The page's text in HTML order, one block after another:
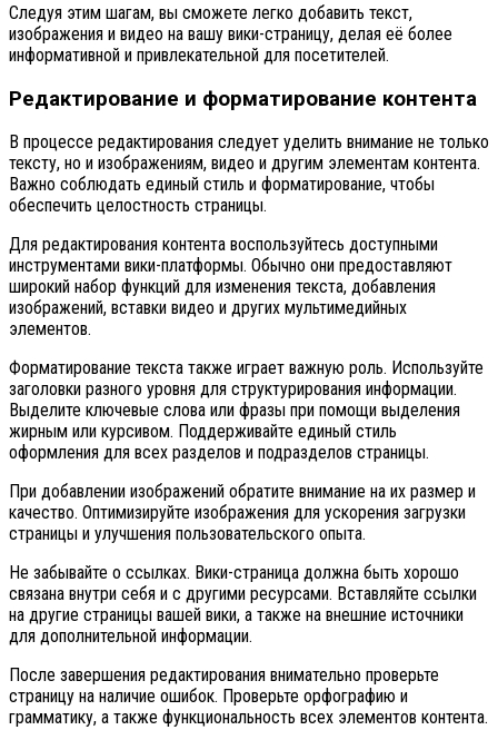
Следуя этим шагам, вы сможете легко добавить текст,
изображения и видео на вашу вики-страницу, делая её более
информативной и привлекательной для посетителей.
Редактирование и форматирование контента
В процессе редактирования следует уделить внимание не только
тексту, но и изображениям, видео и другим элементам контента.
Важно соблюдать единый стиль и форматирование, чтобы
обеспечить целостность страницы.
Для редактирования контента воспользуйтесь доступными
инструментами вики-платформы. Обычно они предоставляют
широкий набор функций для изменения текста, добавления
изображений, вставки видео и других мультимедийных
элементов.
Форматирование текста также играет важную роль. Используйте
заголовки разного уровня для структурирования информации.
Выделите ключевые слова или фразы при помощи выделения
жирным или курсивом. Поддерживайте единый стиль
оформления для всех разделов и подразделов страницы.
При добавлении изображений обратите внимание на их размер и
качество. Оптимизируйте изображения для ускорения загрузки
страницы и улучшения пользовательского опыта.
Не забывайте о ссылках. Вики-страница должна быть хорошо
связана внутри себя и с другими ресурсами. Вставляйте ссылки
на другие страницы вашей вики, а также на внешние источники
для дополнительной информации.
После завершения редактирования внимательно проверьте
страницу на наличие ошибок. Проверьте орфографию и
грамматику, а также функциональность всех элементов контента.